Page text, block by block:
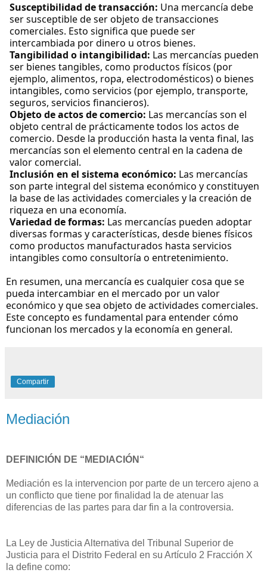
Susceptibilidad de transacción: Una mercancía debe
ser susceptible de ser objeto de transacciones
comerciales. Esto significa que puede ser
intercambiada por dinero u otros bienes.
Tangibilidad o intangibilidad: Las mercancías pueden
ser bienes tangibles, como productos físicos (por
ejemplo, alimentos, ropa, electrodomésticos) o bienes
intangibles, como servicios (por ejemplo, transporte,
seguros, servicios financieros).
Objeto de actos de comercio: Las mercancías son el
objeto central de prácticamente todos los actos de
comercio. Desde la producción hasta la venta final, las
mercancías son el elemento central en la cadena de
valor comercial.
Inclusión en el sistema económico: Las mercancías
son parte integral del sistema económico y constituyen
la base de las actividades comerciales y la creación de
riqueza en una economía.
Variedad de formas: Las mercancías pueden adoptar
diversas formas y características, desde bienes físicos
como productos manufacturados hasta servicios
intangibles como consultoría o entretenimiento.
En resumen, una mercancía es cualquier cosa que se
pueda intercambiar en el mercado por un valor
económico y que sea objeto de actividades comerciales.
Este concepto es fundamental para entender cómo
funcionan los mercados y la economía en general.
Compartir
Mediación
DEFINICIÓN DE “MEDIACIÓN“
Mediación es la intervencion por parte de un tercero ajeno a
un conflicto que tiene por finalidad la de atenuar las
diferencias de las partes para dar fin a la controversia.
La Ley de Justicia Alternativa del Tribunal Superior de
Justicia para el Distrito Federal en su Artículo 2 Fracción X
la define como: